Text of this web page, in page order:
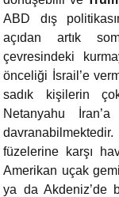
ABD dış
açıdan artık
çevresindeki
önceliği İsrail’e
sadık kişilerin
Netanyahu
füzelerine karşı
Amerikan uçak
ya da Akdeniz’de